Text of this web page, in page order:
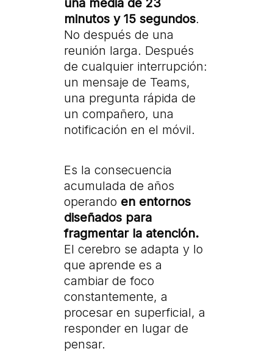
una media de 23
minutos y 15 segundos.
No después de una
reunión larga. Después
de cualquier interrupción:
un mensaje de Teams,
una pregunta rápida de
un compañero, una
notificación en el móvil.
Es la consecuencia
acumulada de años
operando en entornos
diseñados para
fragmentar la atención.
El cerebro se adapta y lo
que aprende es a
cambiar de foco
constantemente, a
procesar en superficial, a
responder en lugar de
pensar.